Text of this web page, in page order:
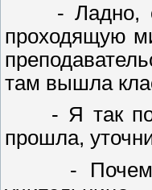
- Ладно,
проходящую
там вышла
- Я так
прошла,
- Почему?